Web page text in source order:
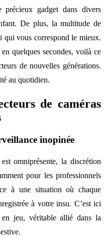
précieux gadget dans divers
De plus, la multitude de
qui vous correspond le mieux.
en quelques secondes, voilà ce
de nouvelles générations.
au quotidien.
de caméras
inopinée
omniprésente, la discrétion
pour les professionnels
à une situation où chaque
à votre insu. C’est ici
jeu, véritable allié dans la